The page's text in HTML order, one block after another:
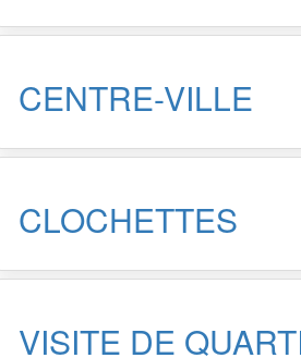
CENTRE-VILLE
CLOCHETTES
VISITE DE